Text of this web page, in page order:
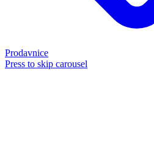
Prodavnice
Press to skip carousel